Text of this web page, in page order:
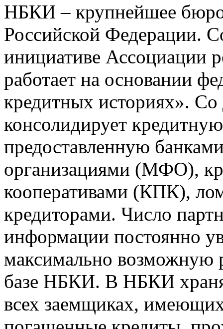
НБКИ – крупнейшее
Российской Федерации.
инициативе Ассоциации
работает на основании
кредитных историях».
консолидирует
предоставленную
организациями (МФО),
кооперативами (КПК),
кредиторами. Число
информации постоянно
максимально возможную
базе НБКИ. В НБКИ
всех заемщиках,